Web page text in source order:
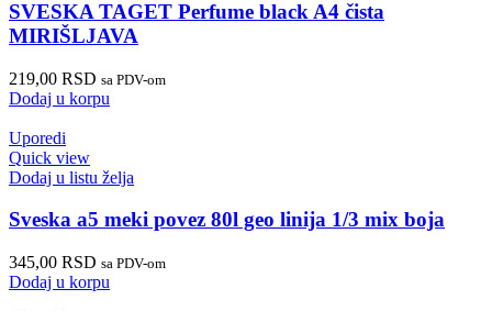
SVESKA TAGET Perfume black A4 čista
MIRIŠLJAVA
219,00 RSD sa PDV-om
Dodaj u korpu
Uporedi
Quick view
Dodaj u listu želja
Sveska a5 meki povez 80l geo linija 1/3 mix boja
345,00 RSD sa PDV-om
Dodaj u korpu